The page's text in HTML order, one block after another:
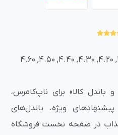
باندل کالا» برای ناپ‌کامرس،
پیشنهادهای ویژه، باندل‌های
در صفحه نخست فروشگاه